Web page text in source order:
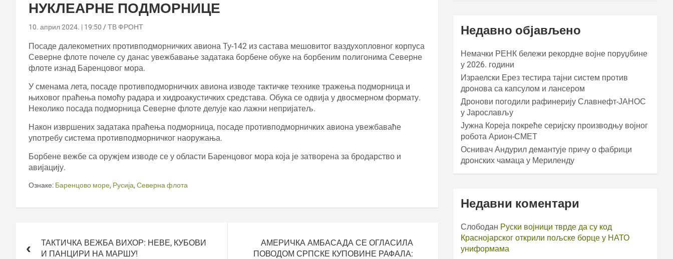
НУКЛЕАРНЕ ПОДМОРНИЦЕ
10. април 2024. | 19:50 ТВ ФРОНТ
Посаде далекометних противподморничких авиона Ту-142 из састава мешовитог ваздухопловног корпуса
Северне флоте почеле су данас увежбавање задатака борбене обуке на борбеним полигонима Северне
флоте изнад Баренцовог мора.
У сменама лета, посаде противподморничких авиона изводе тактичке технике тражења подморница и
њиховог праћења помоћу радара и хидроакустичких средстава. Обука се одвија у двосмерном формату.
Неколико посада подморница Северне флоте делује као лажни непријатељ.
Након извршених задатака праћења подморница, посаде противподморничких авиона увежбаваће
употребу система противподморничког наоружања.
Борбене вежбе са оружјем изводе се у области Баренцовог мора која је затворена за бродарство и
авијацију.
Ознаке: Баренцово море, Русија, Северна флота
чланкаТАКТИЧКА ВЕЖБА ВИХОР: НЕВЕ, КУБОВИ
И ПАНЦИРИ НА МАРШУ!
АМЕРИЧКА АМБАСАДА СЕ ОГЛАСИЛА
ПОВОДОМ СРПСКЕ КУПОВИНЕ РАФАЛА:
Недавно објављено
Немачки РЕНК бележи рекордне војне поруџбине
у 2026. години
Израелски Ерез тестира тајни систем против
дронова са капсулом и лансером
Дронови погодили рафинерију Славнефт-ЈАНОС
у Јарослављу
Јужна Кореја покреће серијску производњу војног
робота Арион-СМЕТ
Оснивач Андурил демантује причу о фабрици
дронских чамаца у Мериленду
Недавни коментари
Слободан Руски војници тврде да су код
Краснојарског открили пољске борце у НАТО
униформама